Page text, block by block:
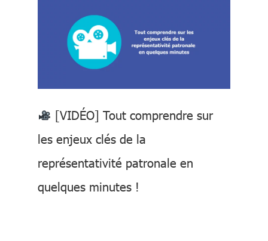
[VIDÉO] Tout comprendre sur
les enjeux clés de la
représentativité patronale en
quelques minutes !